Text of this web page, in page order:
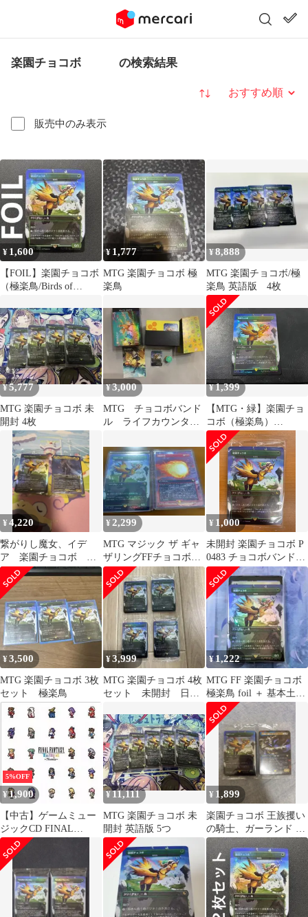
楽園チョコボ の検索結果
販売中のみ表示
並び替え
¥ 1,600
【FOIL】楽園チョコボ
（極楽鳥/Birds of
¥ 1,777
MTG 楽園チョコボ 極
楽鳥
¥8,888
MTG 楽園チョコボ/極
楽鳥 英語版 4枚
¥5,777
MTG 楽園チョコボ 未
開封 4枚
¥3,000
MTG チョコボバンド
ル ライフカウンタ
ス 極楽鳥
¥1,399
【MTG・緑】楽園チョ
コボ（極楽鳥）
（FOIL）イ
¥4,220
繋がりし魔女、イデ
ア 楽園チョコボ 英
語 チョコボバンドル
¥2,299
MTG マジック ザ ギャ
ザリングFFチョコボバ
ンドル 決闘者の炎 楽園
チョコボ
¥ 1,000
未開封 楽園チョコボ P
0483 チョコボバンドル
日本語版 JP マジックザ
ギャザリング MTG フ
ァイナルファンタジー
FFXIV
¥3,500
MTG 楽園チョコボ 3枚
セット 極楽鳥
¥3,999
MTG 楽園チョコボ 4枚
セット 未開封 日本
¥1,222
MTG FF 楽園チョコボ
極楽鳥 foil ＋ 基本土地
foil セット
5%OFF
¥1,900
【中古】ゲームミュー
ジックCD FINAL
FANTASY TRIBUTE
THANKS
¥11,111
MTG 楽園チョコボ 未
開封 英語版 5つ
¥ 1,899
楽園チョコボ 王族攫い
の騎士、ガーランド ボ
ーダーレス チョコボバ
ンドル